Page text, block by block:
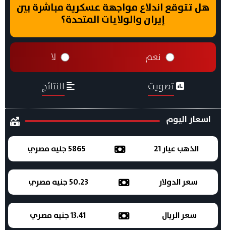
هل تتوقع اندلاع مواجهة عسكرية مباشرة بين
إيران والولايات المتحدة؟
نعم لا
تصويت النتائج
اسعار اليوم
الذهب عيار 21 5865 جنيه مصري
سعر الدولار 50.23 جنيه مصري
سعر الريال 13.41 جنيه مصري